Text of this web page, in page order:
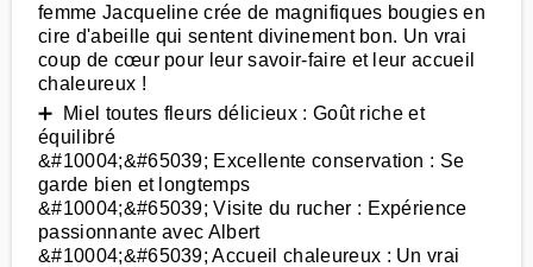
femme Jacqueline crée de magnifiques bougies en
cire d'abeille qui sentent divinement bon. Un vrai
coup de cœur pour leur savoir-faire et leur accueil
chaleureux !
➕ Miel toutes fleurs délicieux : Goût riche et
équilibré
&#10004;&#65039; Excellente conservation : Se
garde bien et longtemps
&#10004;&#65039; Visite du rucher : Expérience
passionnante avec Albert
&#10004;&#65039; Accueil chaleureux : Un vrai